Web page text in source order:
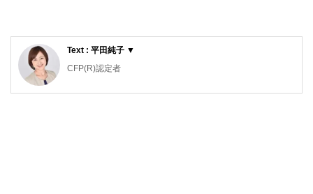
Text : 平田純子 ▼
CFP(R)認定者
１級ファイナンシャル・プランニング技能士、２級建築士、